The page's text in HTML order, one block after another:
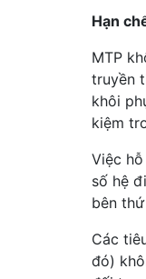
Hạn
MTP
truyền
khôi
kiệm
Việc
số hệ
bên
Các
đó)